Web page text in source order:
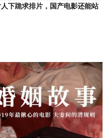
下跪求排片，国产电影还能站